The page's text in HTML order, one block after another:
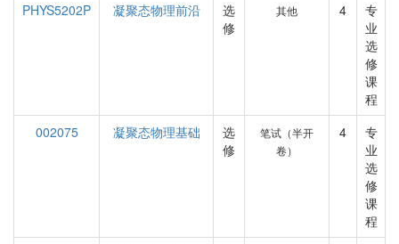
PHYS5202P 凝聚态物理前沿
选
修
其他 4
专
业
选
修
课
程
002075
凝聚态物理基础
选
修
笔试（半开
卷）
4
专
业
选
修
课
程